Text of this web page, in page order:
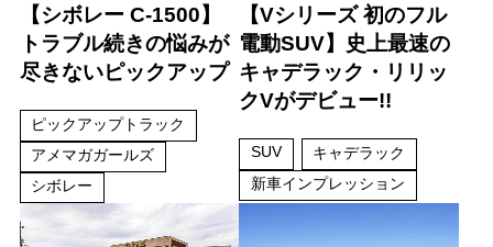
【シボレー C-1500】
トラブル続きの悩みが
尽きないピックアップ
ピックアップトラック
アメマガガールズ
シボレー
【Vシリーズ 初のフル
電動SUV】史上最速の
キャデラック・リリッ
クVがデビュー!!
SUV
キャデラック
新車インプレッション